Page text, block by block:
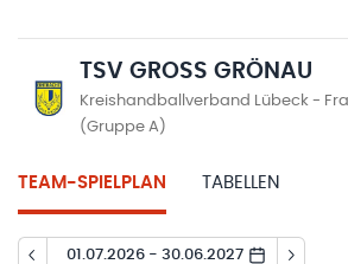
TSV GROSS GRÖNAU
Kreishandballverband Lübeck -
(Gruppe A)
TEAM-SPIELPLAN TABELLEN
01.07.2026 - 30.06.2027